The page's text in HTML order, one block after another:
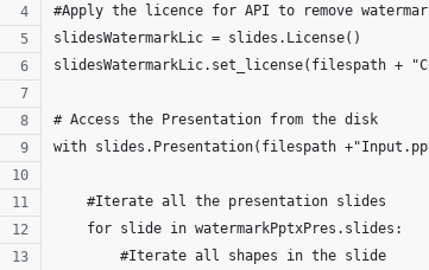
#Apply the licence for API to remove
slidesWatermarkLic = slides.License()
slidesWatermarkLic.set_license(filespath +
# Access the Presentation from the disk
with slides.Presentation(filespath
    #Iterate all the presentation slides
    for slide in watermarkPptxPres.slides:
        #Iterate all shapes in the slide